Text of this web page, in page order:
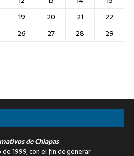
19 20 21
22
26 27 28
29
de Chiapas
1999, con el fin de generar